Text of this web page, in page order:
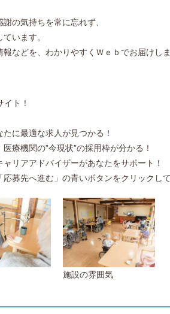
の気持ちを常に忘れず、
います。
などを、わかりやすくＷｅｂでお届けしま
ト！
に最適な求人が見つかる！
療機関の”今現状”の採用枠が分かる！
リアアドバイザーがあなたをサポート！
募先へ進む」の青いボタンをクリックして
施設の雰囲気